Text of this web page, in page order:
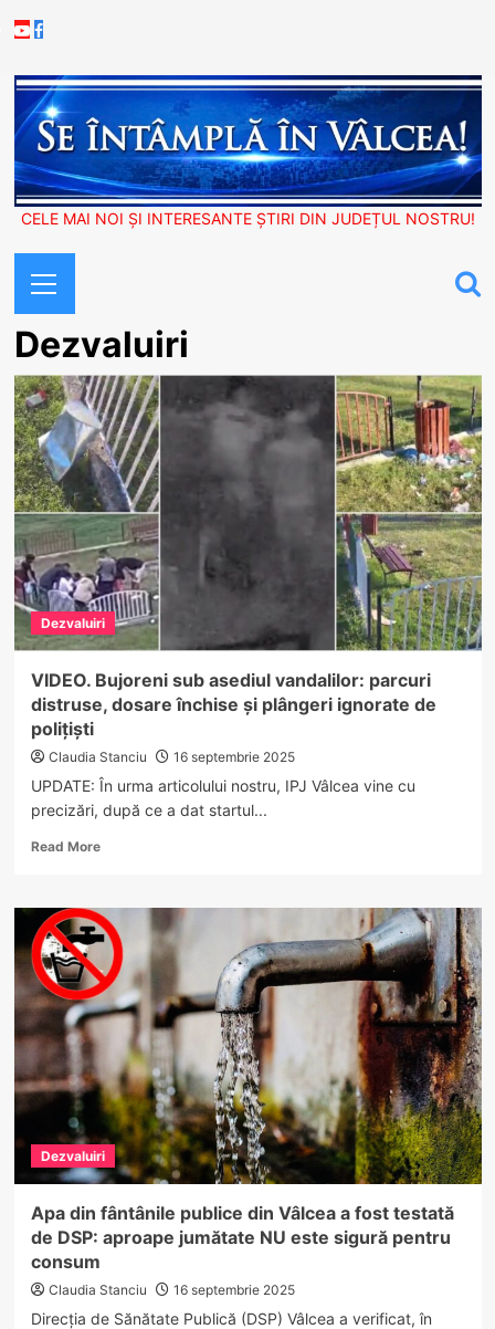
to
Youtube
Facebook
CELE MAI NOI ȘI INTERESANTE ȘTIRI DIN JUDEȚUL NOSTRU!
Menu
Dezvaluiri
Dezvaluiri
VIDEO. Bujoreni sub asediul vandalilor: parcuri
distruse, dosare închise și plângeri ignorate de
polițiști
Claudia Stanciu 16 septembrie 2025
UPDATE: În urma articolului nostru, IPJ Vâlcea vine cu
precizări, după ce a dat startul...
Read MoreRead
VIDEO.
Bujoreni
sub
asediul
vandalilor:
parcuri
distruse,
dosare
închise
și
plângeri
ignorate
de
polițiști
Dezvaluiri
Apa din fântânile publice din Vâlcea a fost testată
de DSP: aproape jumătate NU este sigură pentru
consum
Claudia Stanciu 16 septembrie 2025
Direcția de Sănătate Publică (DSP) Vâlcea a verificat, în